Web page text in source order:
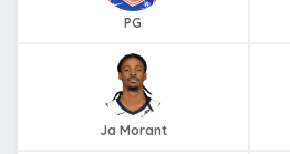
PG
Ja Morant